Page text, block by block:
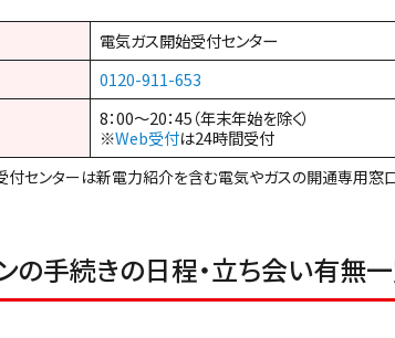
電気ガス開始受付センター
0120-911-653
8：00～20：45（年末年始を除く）
※Web受付は24時間受付
センターは新電力紹介を含む電気やガスの開通専用窓口
の手続きの日程・立ち会い有無